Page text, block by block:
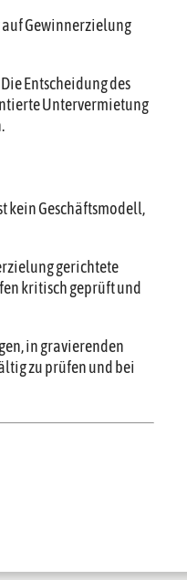
auf Gewinnerzielung
Entscheidung des
Untervermietung
kein Geschäftsmodell,
gerichtete
kritisch geprüft und
in gravierenden
zu prüfen und bei